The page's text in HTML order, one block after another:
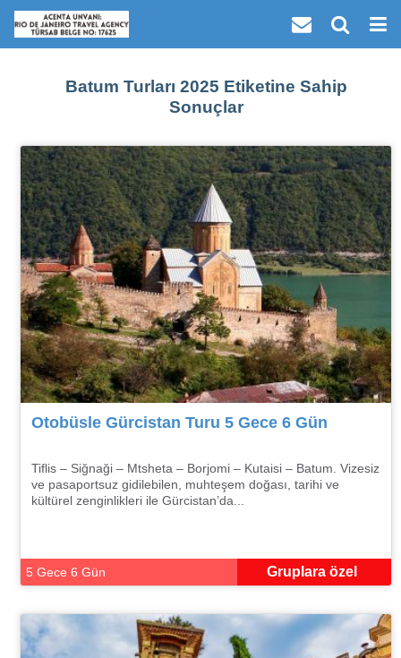
Batum Turları 2025 Etiketine Sahip
Sonuçlar
Otobüsle Gürcistan Turu 5 Gece 6 Gün
Tiflis – Siğnaği – Mtsheta – Borjomi – Kutaisi – Batum. Vizesiz
ve pasaportsuz gidilebilen, muhteşem doğası, tarihi ve
kültürel zenginlikleri ile Gürcistan’da...
5 Gece 6 Gün Gruplara özel